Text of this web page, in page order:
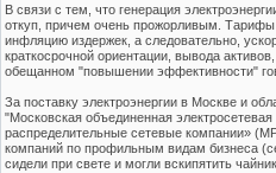
В связи с тем, что генерация
откуп, причем очень прожорливым. Тарифы
инфляцию издержек, а следовательно,
краткосрочной ориентации, вывода
обещанном "повышении эффективности"
За поставку электроэнергии в Москве и
"Московская объединенная
распределительные сетевые компании»
компаний по профильным видам бизнеса
сидели при свете и могли вскипятить